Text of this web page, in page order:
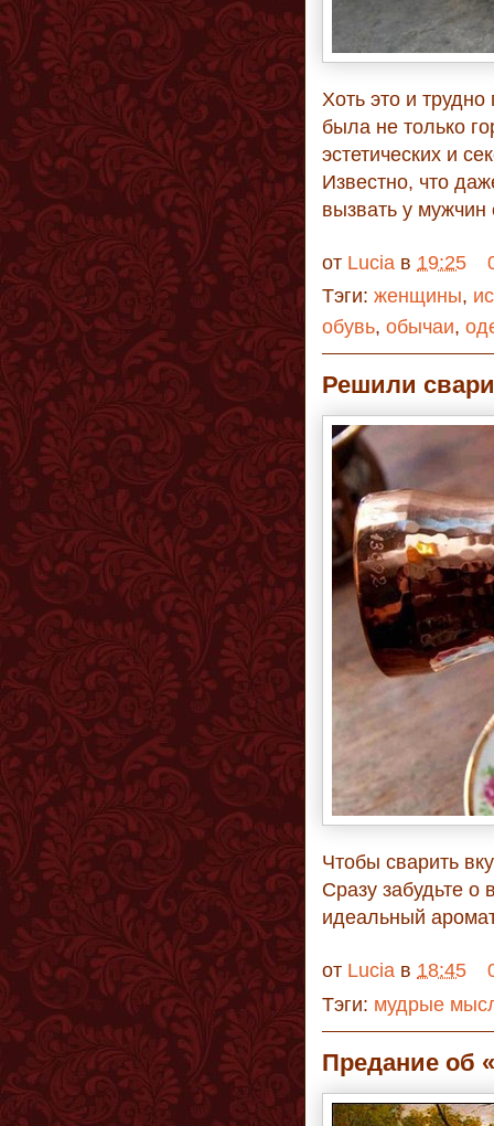
Хоть это и
была не только
эстетических и
Известно, что
вызвать у
от Lucia в 19:25
Тэги: женщины,
обувь, обычаи,
Решили
Чтобы сварить
Сразу забудьте о
идеальный
от Lucia в 18:45
Тэги: мудрые
Предание об